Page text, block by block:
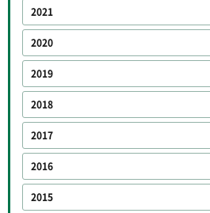
2021
2020
2019
2018
2017
2016
2015